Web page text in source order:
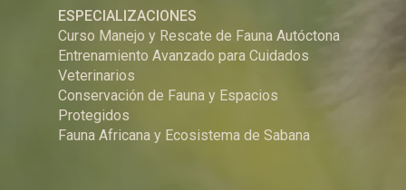
ESPECIALIZACIONES
Curso Manejo y Rescate de Fauna Autóctona
Entrenamiento Avanzado para Cuidados
Veterinarios
Conservación de Fauna y Espacios
Protegidos
Fauna Africana y Ecosistema de Sabana